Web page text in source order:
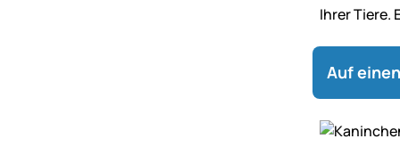
Ihrer Tiere.
Auf